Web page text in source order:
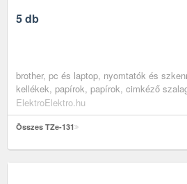
5 db
brother, pc és laptop, nyomtatók és
kellékek, papírok, papírok, cimkéző
ElektroElektro.hu
Összes TZe-131